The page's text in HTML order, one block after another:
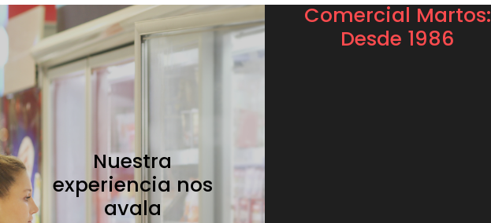
Nuestra
experiencia nos
avala
Comercial Martos:
Desde 1986